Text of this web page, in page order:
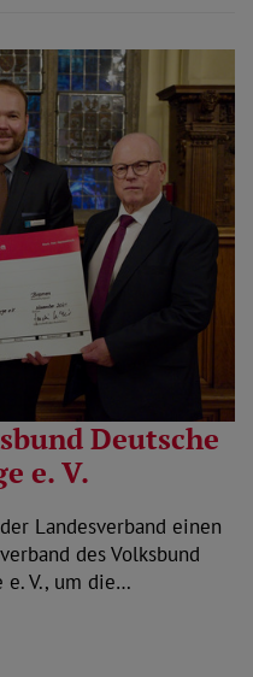
Deutsche
e. V.
Landesverband einen
des Volksbund
e. V., um die…